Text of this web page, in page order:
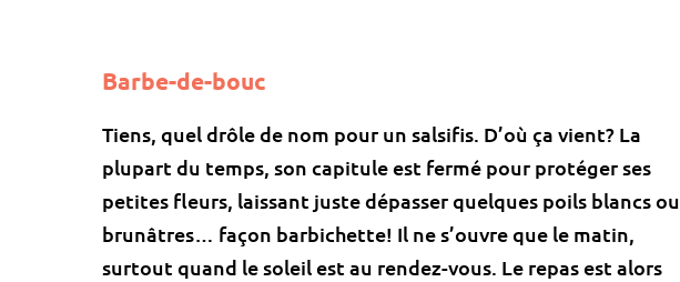
Barbe-de-bouc
Tiens, quel drôle de nom pour un salsifis. D’où ça vient? La
plupart du temps, son capitule est fermé pour protéger ses
petites fleurs, laissant juste dépasser quelques poils blancs ou
brunâtres… façon barbichette! Il ne s’ouvre que le matin,
surtout quand le soleil est au rendez-vous. Le repas est alors